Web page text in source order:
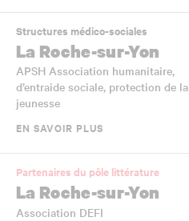
Structures médico-sociales
La Roche-sur-Yon
APSH Association humanitaire,
d’entraide sociale, protection de la
jeunesse
EN SAVOIR PLUS
Partenaires du pôle littérature
La Roche-sur-Yon
Association DEFI